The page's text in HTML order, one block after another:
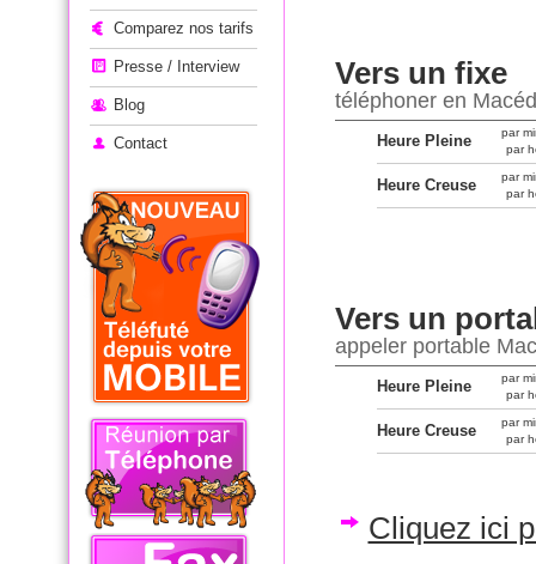
Comparez nos tarifs
Presse / Interview
Blog
Contact
Vers un fixe
téléphoner en
Heure Pleine
par
par
Heure Creuse
par
par
Vers un
appeler portable
Heure Pleine
par
par
Heure Creuse
par
par
Cliquez ici